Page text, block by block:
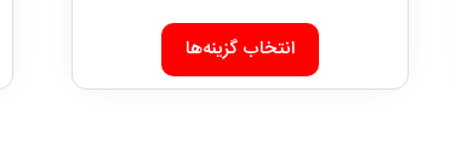
انتخاب گزینه‌ها
دارای